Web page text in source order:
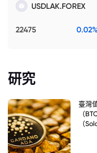
USDLAK.FOREX
22475
研究
臺灣
（
（